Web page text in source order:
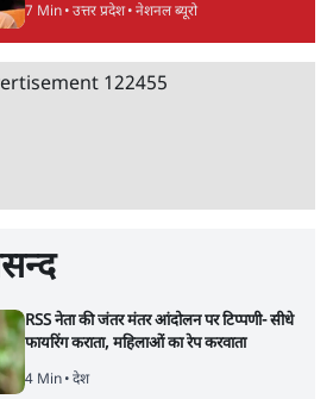
7 Min• उत्तर प्रदेश• नेशनल ब्यूरो
122455
RSS नेता की जंतर मंतर आंदोलन पर टिप्पणी- सीधे
फायरिंग कराता, महिलाओं का रेप करवाता
4 Min• देश